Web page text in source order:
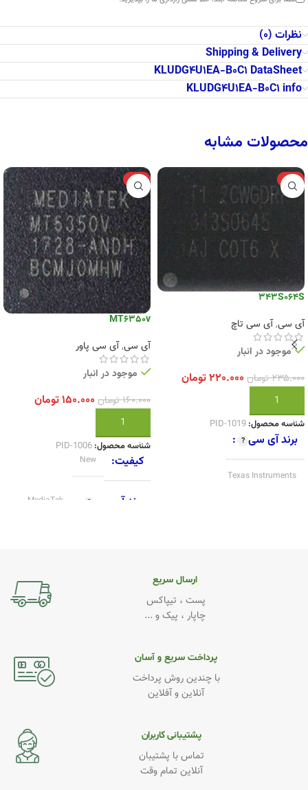
نظرات (0)
Shipping & Delivery
KLUDG4U1EA-B0C1 DataSheet
KLUDG4U1EA-B0C1 info
محصولات مشابه
-6%
343S064S
آی سی,آی سی تاچ
موجود در انبار
۲۳۵.۰۰۰تومان ۲۲۰.۰۰۰تومان
افزودن به سبد خرید
شناسه محصول: PID-1019
برند آی سی
Texas Instruments
-6%
MT6350v
آی سی,آی سی پاور
موجود در انبار
۱۶۰.۰۰۰تومان ۱۵۰.۰۰۰تومان
افزودن به سبد خرید
شناسه محصول: PID-1006
کیفیت New
برند آی سی MediaTek
ارسال سریع
پست ، تیپاکس
چاپار ، پیک و ...
پرداخت سریع و آسان
با چندین روش پرداخت
آنلاین و آفلاین
پشتیبانی کاربران
تماس با پشتیبان
آنلاین تمام وقت